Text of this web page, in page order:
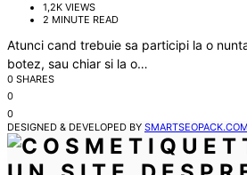
1,2K VIEWS
2 MINUTE READ
Atunci cand trebuie sa participi la o
botez, sau chiar si la o…
0 SHARES
0
0
DESIGNED & DEVELOPED BY SMARTSEOPACK.COM